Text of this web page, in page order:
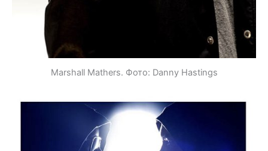
Marshall Mathers. Фото: Danny Hastings